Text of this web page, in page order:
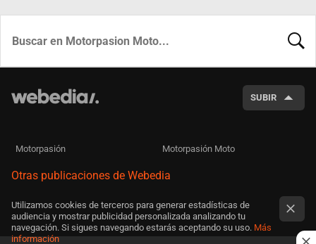
SUBIR
Motorpasión Motorpasión Moto
Otras publicaciones de Webedia
Utilizamos cookies de terceros para generar estadísticas de
audiencia y mostrar publicidad personalizada analizando tu
navegación. Si sigues navegando estarás aceptando su uso. Más
información